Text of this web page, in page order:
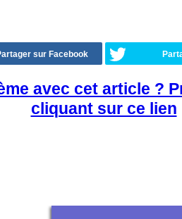
sur Facebook
avec cet article ?
cliquant sur ce lien